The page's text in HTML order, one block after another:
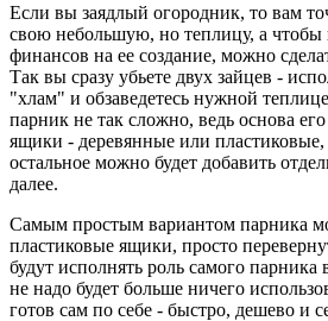
Если вы заядлый огородник, то вам
свою небольшую, но теплицу, а чтобы
финансов на ее создание, можно
Так вы сразу убьете двух зайцев -
"хлам" и обзаведетесь нужной
парник не так сложно, ведь основа
ящики - деревянные или
остальное можно будет добавить
далее.
Самым простым вариантом парника
пластиковые ящики, просто
будут исполнять роль самого парника
не надо будет больше ничего
готов сам по себе - быстро, дешево и